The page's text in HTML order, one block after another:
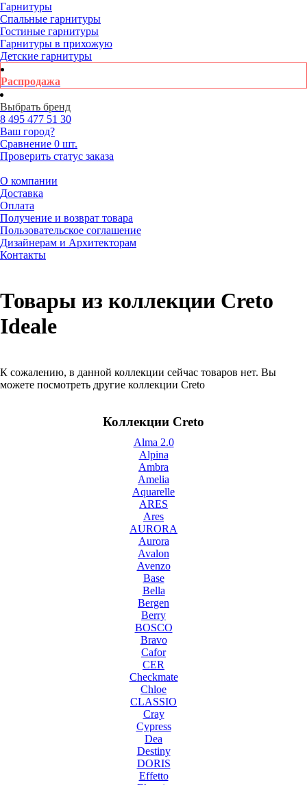
Гарнитуры
Спальные гарнитуры
Гостиные гарнитуры
Гарнитуры в прихожую
Детские гарнитуры
Распродажа
Выбрать бренд
8 495 477 51 30
Ваш город?
Сравнение 0 шт.
Проверить статус заказа
О компании
Доставка
Оплата
Получение и возврат товара
Пользовательское соглашение
Дизайнерам и Архитекторам
Контакты
Товары из коллекции Creto
Ideale
К сожалению, в данной коллекции сейчас товаров нет. Вы
можете посмотреть другие коллекции Creto
Коллекции Creto
Alma 2.0
Alpina
Ambra
Amelia
Aquarelle
ARES
Ares
AURORA
Aurora
Avalon
Avenzo
Base
Bella
Bergen
Berry
BOSCO
Bravo
Cafor
CER
Checkmate
Chloe
CLASSIO
Cray
Cypress
Dea
Destiny
DORIS
Effetto